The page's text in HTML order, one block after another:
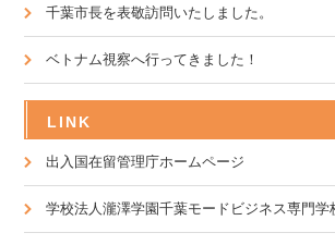
千葉市長を表敬訪問いたしました。
ベトナム視察へ行ってきました！
LINK
出入国在留管理庁ホームページ
学校法人瀧澤学園千葉モードビジネス専門学